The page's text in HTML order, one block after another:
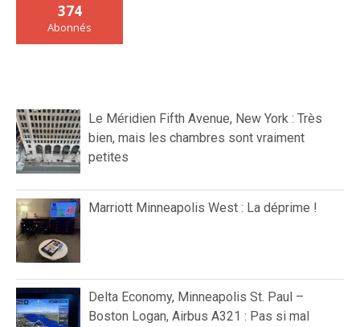
374
Abonnés
Le Méridien Fifth Avenue, New York : Très
bien, mais les chambres sont vraiment
petites
Marriott Minneapolis West : La déprime !
Delta Economy, Minneapolis St. Paul –
Boston Logan, Airbus A321 : Pas si mal